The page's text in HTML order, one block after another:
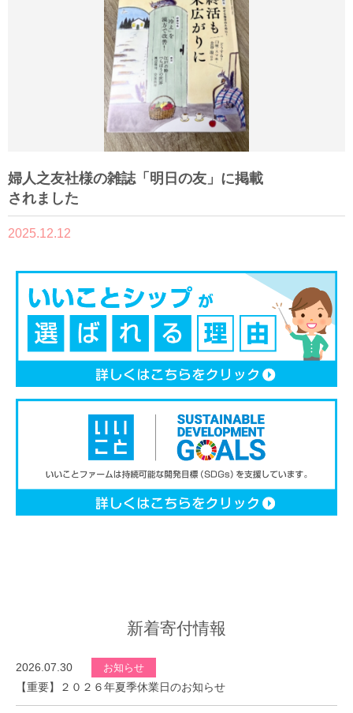
婦人之友社様の雑誌「明日の友」に掲載
されました
2025.12.12
新着寄付情報
2026.07.30 お知らせ
【重要】２０２６年夏季休業日のお知らせ